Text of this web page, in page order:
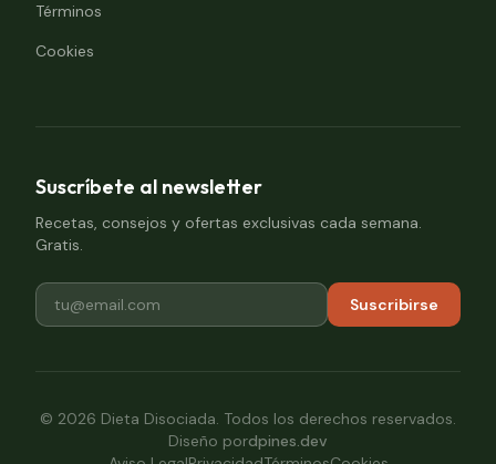
Términos
Cookies
Suscríbete al newsletter
Recetas, consejos y ofertas exclusivas cada semana.
Gratis.
Suscribirse
© 2026 Dieta Disociada. Todos los derechos reservados.
Diseño pordpines.dev